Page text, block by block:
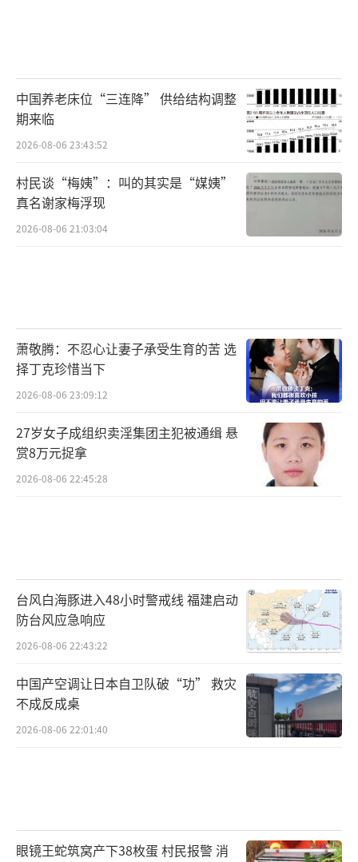
中国养老床位“三连降” 供给结构调整
期来临
2026-08-06 23:43:52
村民谈“梅姨”：叫的其实是“媒姨”
真名谢家梅浮现
2026-08-06 21:03:04
萧敬腾：不忍心让妻子承受生育的苦 选
择丁克珍惜当下
2026-08-06 23:09:12
27岁女子成组织卖淫集团主犯被通缉 悬
赏8万元捉拿
2026-08-06 22:45:28
台风白海豚进入48小时警戒线 福建启动
防台风应急响应
2026-08-06 22:43:22
中国产空调让日本自卫队破“功” 救灾
不成反成桌
2026-08-06 22:01:40
眼镜王蛇筑窝产下38枚蛋 村民报警 消